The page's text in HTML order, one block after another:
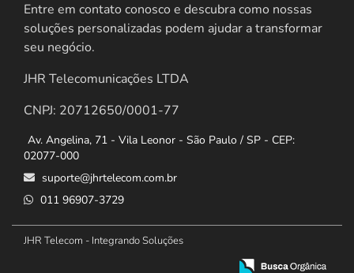
Entre em contato conosco e descubra como nossas
soluções personalizadas podem ajudar a transformar
seu negócio.
JHR Telecomunicações LTDA
CNPJ: 20712650/0001-77
Av. Angelina, 71 - Vila Leonor - São Paulo / SP - CEP:
02077-000
suporte@jhrtelecom.com.br
011 96907-3729
JHR Telecom - Integrando Soluções